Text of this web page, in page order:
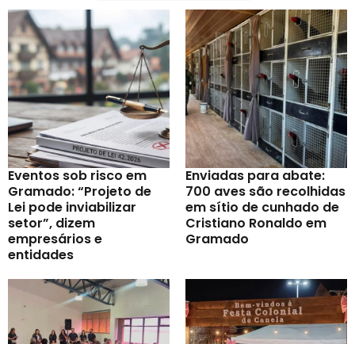
Eventos sob risco em
Gramado: “Projeto de
Lei pode inviabilizar
setor”, dizem
empresários e
entidades
Enviadas para abate:
700 aves são recolhidas
em sítio de cunhado de
Cristiano Ronaldo em
Gramado